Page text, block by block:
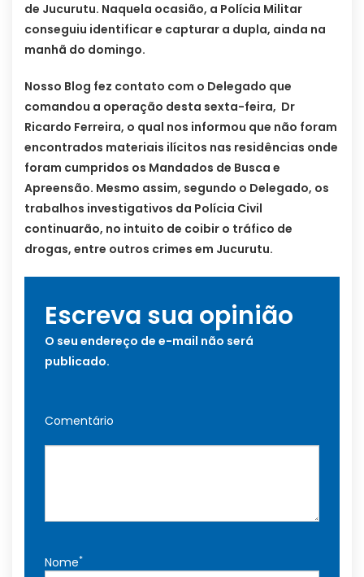
de Jucurutu. Naquela ocasião, a Polícia Militar
conseguiu identificar e capturar a dupla, ainda na
manhã do domingo.
Nosso Blog fez contato com o Delegado que
comandou a operação desta sexta-feira, Dr
Ricardo Ferreira, o qual nos informou que não foram
encontrados materiais ilícitos nas residências onde
foram cumpridos os Mandados de Busca e
Apreensão. Mesmo assim, segundo o Delegado, os
trabalhos investigativos da Polícia Civil
continuarão, no intuito de coibir o tráfico de
drogas, entre outros crimes em Jucurutu.
Escreva sua opinião
O seu endereço de e-mail não será
publicado.
Comentário
Nome*